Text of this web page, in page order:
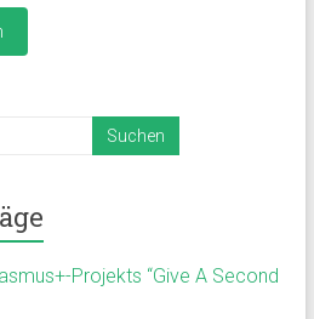
Projekts “Give A Second